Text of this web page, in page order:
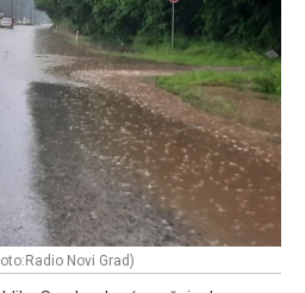
Novi Grad)